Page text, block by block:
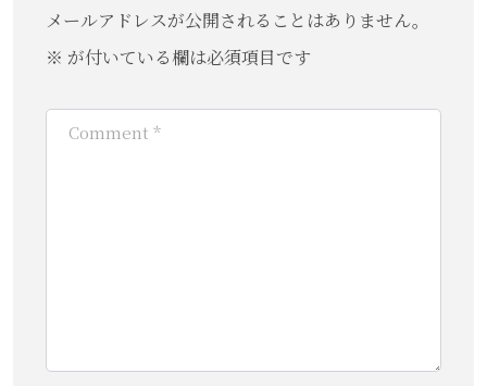
メールアドレスが公開されることはありません。
※ が付いている欄は必須項目です